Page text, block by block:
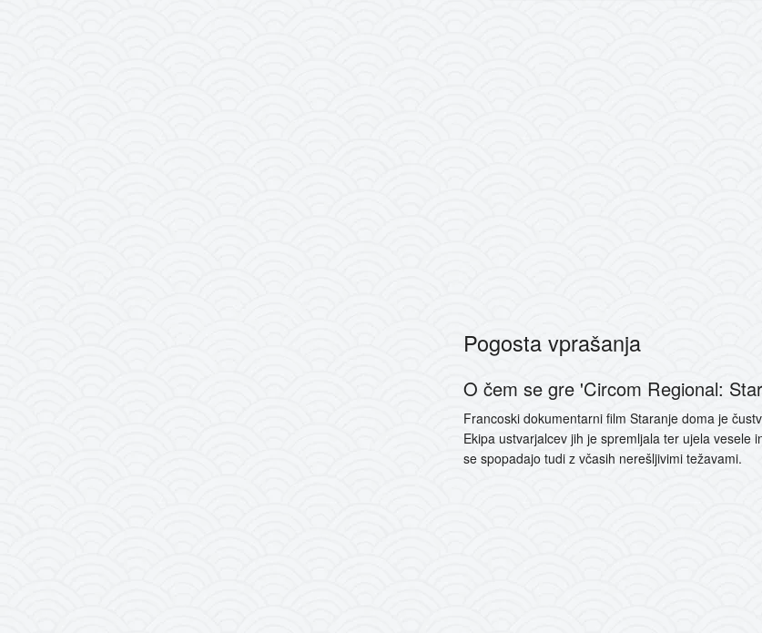
Pogosta vprašanja
O čem se gre 'Circom Regional:
Francoski dokumentarni film Staranje doma je
Ekipa ustvarjalcev jih je spremljala ter ujela
se spopadajo tudi z včasih nerešljivimi težavami.